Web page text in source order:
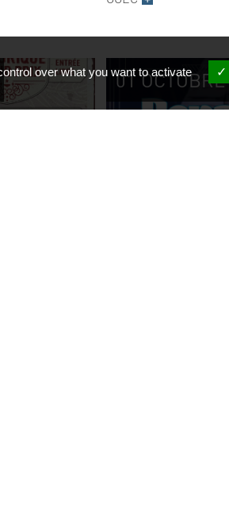
01 OCTOBRE
over what you want to activate